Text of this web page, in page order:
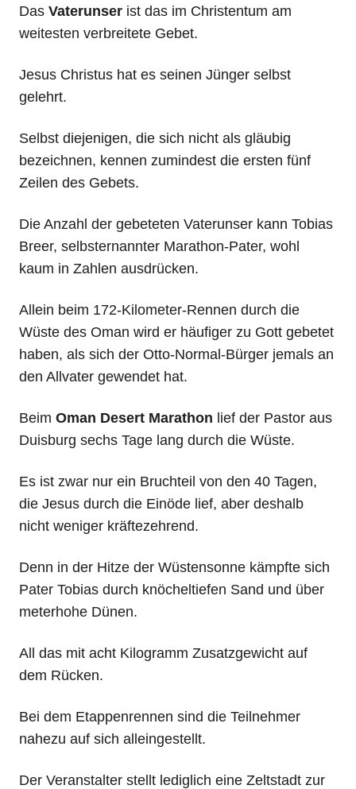
Das Vaterunser ist das im Christentum am
weitesten verbreitete Gebet.
Jesus Christus hat es seinen Jünger selbst
gelehrt.
Selbst diejenigen, die sich nicht als gläubig
bezeichnen, kennen zumindest die ersten fünf
Zeilen des Gebets.
Die Anzahl der gebeteten Vaterunser kann Tobias
Breer, selbsternannter Marathon-Pater, wohl
kaum in Zahlen ausdrücken.
Allein beim 172-Kilometer-Rennen durch die
Wüste des Oman wird er häufiger zu Gott gebetet
haben, als sich der Otto-Normal-Bürger jemals an
den Allvater gewendet hat.
Beim Oman Desert Marathon lief der Pastor aus
Duisburg sechs Tage lang durch die Wüste.
Es ist zwar nur ein Bruchteil von den 40 Tagen,
die Jesus durch die Einöde lief, aber deshalb
nicht weniger kräftezehrend.
Denn in der Hitze der Wüstensonne kämpfte sich
Pater Tobias durch knöcheltiefen Sand und über
meterhohe Dünen.
All das mit acht Kilogramm Zusatzgewicht auf
dem Rücken.
Bei dem Etappenrennen sind die Teilnehmer
nahezu auf sich alleingestellt.
Der Veranstalter stellt lediglich eine Zeltstadt zur